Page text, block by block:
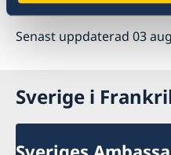
Senast uppdaterad 03
Sverige i